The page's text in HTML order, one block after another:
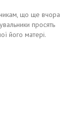
що ще вчора
просять
його матері.